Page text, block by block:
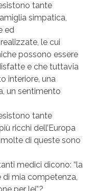
tante
simpatica,
ed
le cui
possono essere
e che tuttavia
interiore, una
un sentimento
tante
ricchi dell’Europa
di queste sono
medici dicono: “la
di mia competenza,